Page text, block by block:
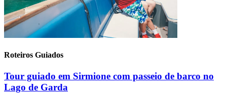
Roteiros Guiados
Tour guiado em Sirmione com passeio de barco no
Lago de Garda